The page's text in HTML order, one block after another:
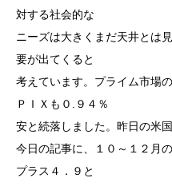
対する社会的な
ニーズは大きくまだ天井とは
要が出てくると
考えています。プライム市場
ＰＩＸも０.９４％
安と続落しました。昨日の米
今日の記事に、１０～１２月
プラス４．９と